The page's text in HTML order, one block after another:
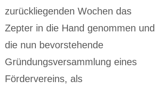
zurückliegenden Wochen das
Zepter in die Hand genommen und
die nun bevorstehende
Gründungsversammlung eines
Fördervereins, als